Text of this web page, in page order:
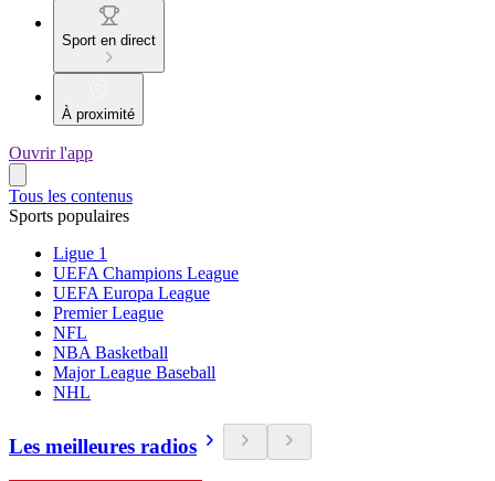
Sport en direct
À proximité
Ouvrir l'app
Tous les contenus
Sports populaires
Ligue 1
UEFA Champions League
UEFA Europa League
Premier League
NFL
NBA Basketball
Major League Baseball
NHL
Les meilleures radios